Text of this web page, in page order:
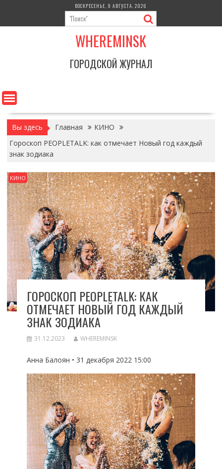
содержимому
ВОСКРЕСЕНЬЕ, 9 АВГУСТА, 2026
WHEREMINSK
ГОРОДСКОЙ ЖУРНАЛ
Вы здесь Главная
КИНО
Гороскоп PEOPLETALK: как отмечает Новый год каждый
знак зодиака
КИНО
ГОРОСКОП PEOPLETALK: КАК
ОТМЕЧАЕТ НОВЫЙ ГОД КАЖДЫЙ
ЗНАК ЗОДИАКА
31.12.2023 WHEREMINSK
Анна Балоян • 31 декабря 2022 15:00